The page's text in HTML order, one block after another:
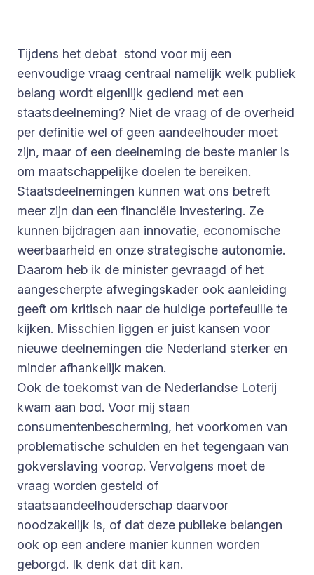
Tijdens het debat stond voor mij een
eenvoudige vraag centraal namelijk welk publiek
belang wordt eigenlijk gediend met een
staatsdeelneming? Niet de vraag of de overheid
per definitie wel of geen aandeelhouder moet
zijn, maar of een deelneming de beste manier is
om maatschappelijke doelen te bereiken.
Staatsdeelnemingen kunnen wat ons betreft
meer zijn dan een financiële investering. Ze
kunnen bijdragen aan innovatie, economische
weerbaarheid en onze strategische autonomie.
Daarom heb ik de minister gevraagd of het
aangescherpte afwegingskader ook aanleiding
geeft om kritisch naar de huidige portefeuille te
kijken. Misschien liggen er juist kansen voor
nieuwe deelnemingen die Nederland sterker en
minder afhankelijk maken.
Ook de toekomst van de Nederlandse Loterij
kwam aan bod. Voor mij staan
consumentenbescherming, het voorkomen van
problematische schulden en het tegengaan van
gokverslaving voorop. Vervolgens moet de
vraag worden gesteld of
staatsaandeelhouderschap daarvoor
noodzakelijk is, of dat deze publieke belangen
ook op een andere manier kunnen worden
geborgd. Ik denk dat dit kan.